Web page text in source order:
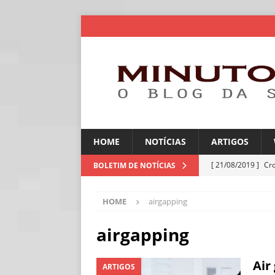
HOME NOTÍCIAS ARTIGOS
BOLETIM DE NOTÍCIAS [ 21/08/2019 ]
NOTÍCIAS
HOME airgapping
airgapping
ARTIGOS Air